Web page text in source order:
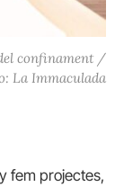
confinament /
La Immaculada
fem projectes,